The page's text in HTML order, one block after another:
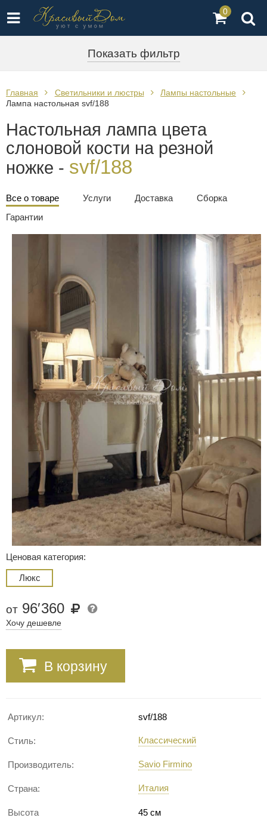
0
Показать фильтр
Главная Светильники и люстры
Лампы настольные
Лампа настольная svf/188
Настольная лампа цвета
слоновой кости на резной
ножке - svf/188
Все о товаре Услуги Доставка
Сборка
Гарантии
Ценовая категория:
Люкс
от 96′360
Хочу дешевле
В корзину
Артикул: svf/188
Стиль: Классический
Производитель: Savio Firmino
Страна: Италия
Высота 45 см